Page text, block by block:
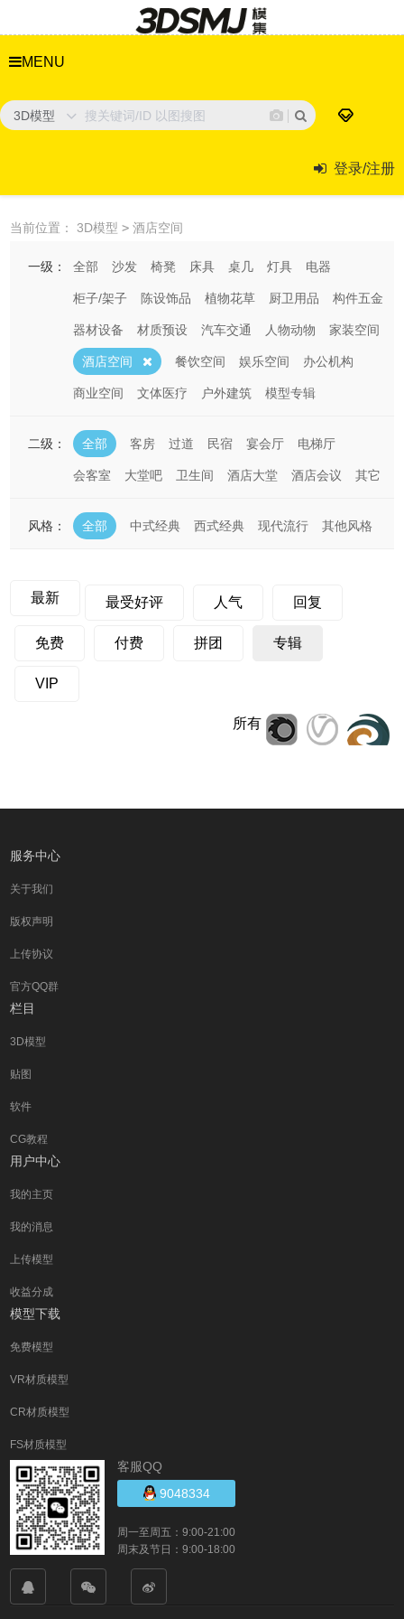
MENU
3D模型
登录/注册
当前位置： 3D模型 > 酒店空间
一级： 全部 沙发 椅凳 床具 桌几 灯具 电器
柜子/架子 陈设饰品 植物花草 厨卫用品 构件五金
器材设备 材质预设 汽车交通 人物动物 家装空间
酒店空间 餐饮空间 娱乐空间 办公机构
商业空间 文体医疗 户外建筑 模型专辑
二级： 全部 客房 过道 民宿 宴会厅 电梯厅
会客室 大堂吧 卫生间 酒店大堂 酒店会议 其它
风格： 全部 中式经典 西式经典 现代流行 其他风格
最新 最受好评 人气 回复
免费 付费 拼团 专辑
VIP
所有
服务中心
关于我们
版权声明
上传协议
官方QQ群
栏目
3D模型
贴图
软件
CG教程
用户中心
我的主页
我的消息
上传模型
收益分成
模型下载
免费模型
VR材质模型
CR材质模型
FS材质模型
客服QQ
9048334
周一至周五：9:00-21:00
周末及节日：9:00-18:00